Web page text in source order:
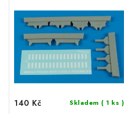
140 Kč Skladem ( 1 ks )